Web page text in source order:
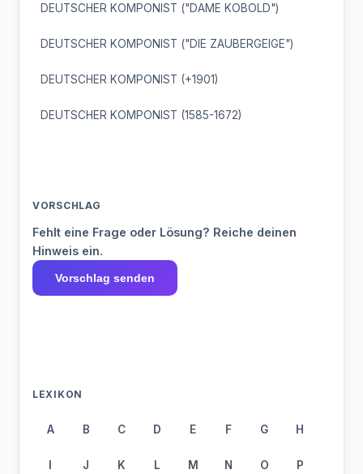
DEUTSCHER KOMPONIST ("DAME KOBOLD")
DEUTSCHER KOMPONIST ("DIE ZAUBERGEIGE")
DEUTSCHER KOMPONIST (+1901)
DEUTSCHER KOMPONIST (1585-1672)
VORSCHLAG
Fehlt eine Frage oder Lösung? Reiche deinen
Hinweis ein.
Vorschlag senden
LEXIKON
A B C D E F G H
I J K L M N O P